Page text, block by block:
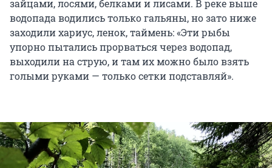
зайцами, лосями, белками и лисами. В реке выше
водопада водились только гальяны, но зато ниже
заходили хариус, ленок, таймень: «Эти рыбы
упорно пытались прорваться через водопад,
выходили на струю, и там их можно было взять
голыми руками — только сетки подставляй».